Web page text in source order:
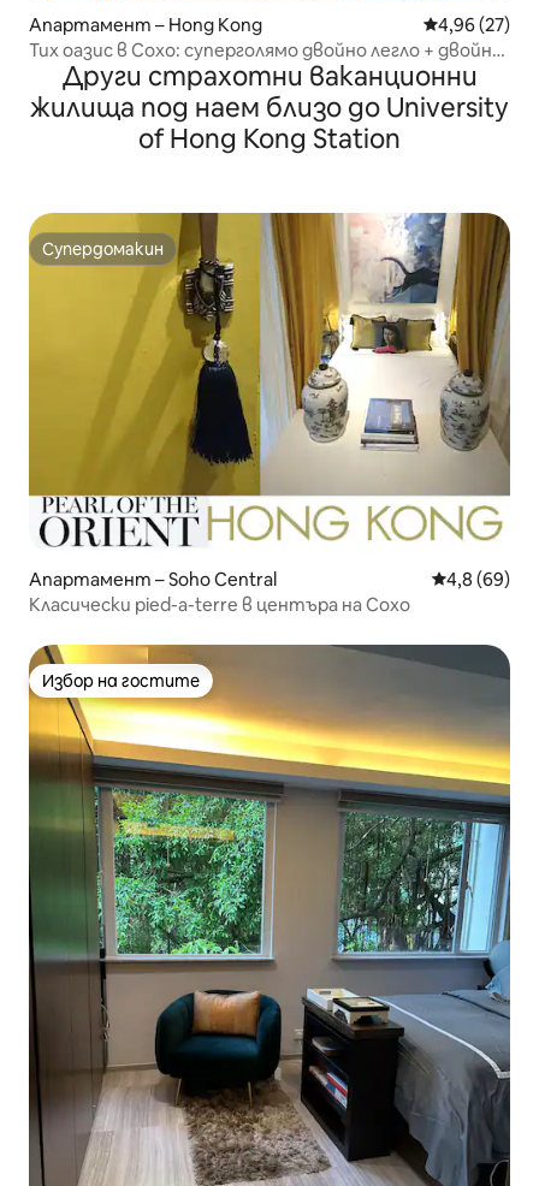
Апартамент – Hong Kong Средна
4,96 (27)
Тих оазис в Сохо: суперголямо двойно легло + двойно
остъкляване
Други страхотни ваканционни
жилища под наем близо до University
of Hong Kong Station
Супердомакин
Супердомакин
Апартамент – Soho Central Средна
4,8 (69)
Класически pied-a-terre в центъра на Сохо
Избор на гостите
Избор на гостите